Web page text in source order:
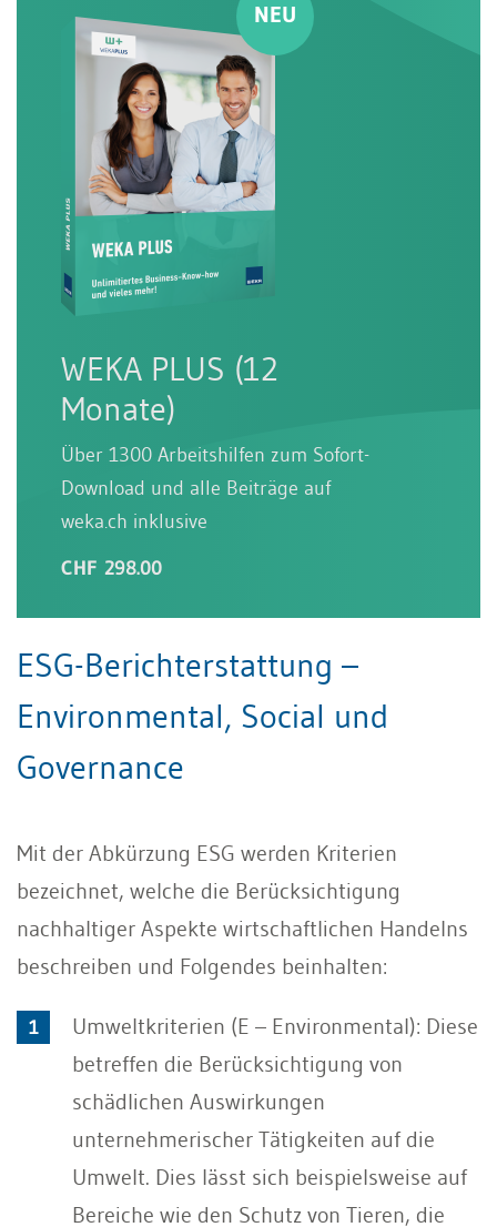
WEKA PLUS (12
Monate)
Über 1300 Arbeitshilfen zum Sofort-
Download und alle Beiträge auf
weka.ch inklusive
CHF 298.00
ESG-Berichterstattung –
Environmental, Social und
Governance
Mit der Abkürzung ESG werden Kriterien
bezeichnet, welche die Berücksichtigung
nachhaltiger Aspekte wirtschaftlichen Handelns
beschreiben und Folgendes beinhalten:
Umweltkriterien (E – Environmental): Diese
betreffen die Berücksichtigung von
schädlichen Auswirkungen
unternehmerischer Tätigkeiten auf die
Umwelt. Dies lässt sich beispielsweise auf
Bereiche wie den Schutz von Tieren, die